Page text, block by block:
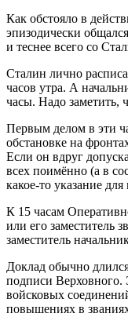
Как обстояло в
эпизодически
и теснее всего со
Сталин лично
часов утра. А
часы. Надо заметить,
Первым делом в эти
обстановке на
Если он вдруг
всех поимённо (а в
какое-то указание
К 15 часам
или его заместитель
заместитель
Доклад обычно
подписи Верховного.
войсковых
повышениях в